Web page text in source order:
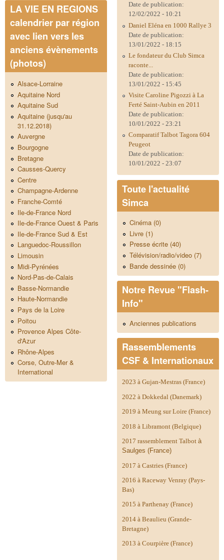
LA VIE EN REGIONS
calendrier par région
avec lien vers les
anciens évènements
(photos)
Alsace-Lorraine
Aquitaine Nord
Aquitaine Sud
Aquitaine (jusqu'au
31.12.2018)
Auvergne
Bourgogne
Bretagne
Causses-Quercy
Centre
Champagne-Ardenne
Franche-Comté
Ile-de-France Nord
Ile-de-France Ouest & Paris
Ile-de-France Sud & Est
Languedoc-Roussillon
Limousin
Midi-Pyrénées
Nord-Pas-de-Calais
Basse-Normandie
Haute-Normandie
Pays de la Loire
Poitou
Provence Alpes Côte-
d'Azur
Rhône-Alpes
Corse, Outre-Mer &
International
Date de publication:
12/02/2022 - 10:21
Daniel Eléna en 1000 Rallye 3
Date de publication:
13/01/2022 - 18:15
Le fondateur du Club Simca
raconte...
Date de publication:
13/01/2022 - 15:45
Visite Caroline Pigozzi à La
Ferté Saint-Aubin en 2011
Date de publication:
10/01/2022 - 23:21
Comparatif Talbot Tagora 604
Peugeot
Date de publication:
10/01/2022 - 23:07
Toute l'actualité
Simca
Cinéma (0)
Livre (1)
Presse écrite (40)
Télévision/radio/video (7)
Bande dessinée (0)
Notre Revue "Flash-
Info"
Anciennes publications
Rassemblements
CSF & Internationaux
2023 à Gujan-Mestras (France)
2022 à Dokkedal (Danemark)
2019 à Meung sur Loire (France)
2018 à Libramont (Belgique)
2017 rassemblement Talbot à
Saulges (France)
2017 à Castries (France)
2016 à Raceway Venray (Pays-
Bas)
2015 à Parthenay (France)
2014 à Beaulieu (Grande-
Bretagne)
2013 à Courpière (France)